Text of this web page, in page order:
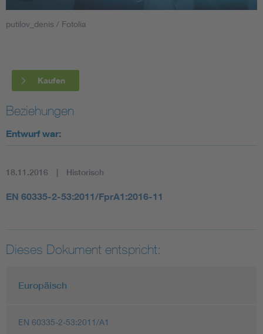
Smart Cities
Blitzschutz: DIN EN 62305 in der Übersicht
Circular Economy für mehr Ressourceneffizienz
putilov_denis / Fotolia
Kaufen
Beziehungen
Entwurf war:
18.11.2016 Historisch
EN 60335-2-53:2011/FprA1:2016-11
Dieses Dokument entspricht:
Europäisch
EN 60335-2-53:2011/A1